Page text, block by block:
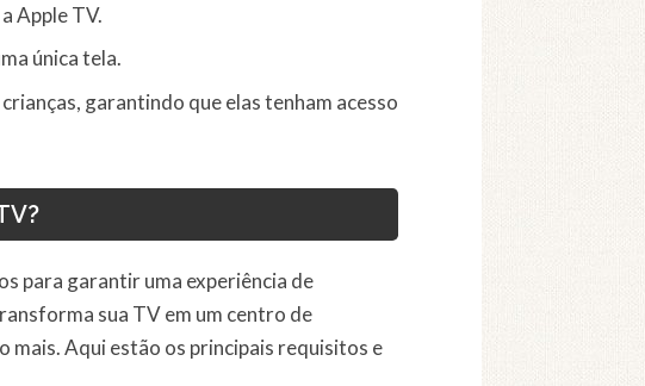
Apple TV.
única tela.
garantindo que elas tenham acesso
para garantir uma experiência de
sua TV em um centro de
Aqui estão os principais requisitos e